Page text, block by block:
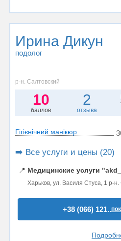
Ирина Дикун
подолог
р-н. Салтовский
10
баллов
2
отзыва
Гігієнічний манікюр
➡️ Все услуги и цены (20)
📍 Медицинские услуги
Харьков, ул. Василя Стуса, 1 р-н.
+38 (066) 121..